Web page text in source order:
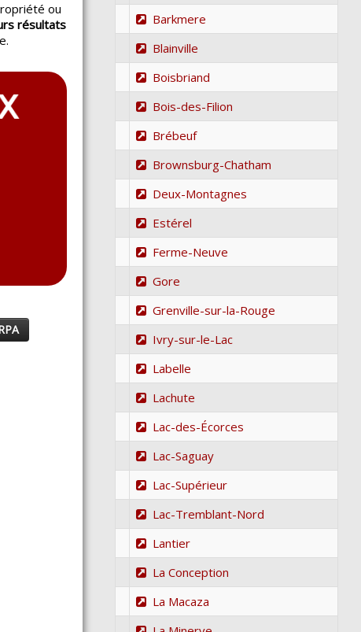
ou
résultats
Barkmere
Blainville
Boisbriand
Bois-des-Filion
Brébeuf
Brownsburg-Chatham
Deux-Montagnes
Estérel
Ferme-Neuve
Gore
Grenville-sur-la-Rouge
Ivry-sur-le-Lac
Labelle
Lachute
Lac-des-Écorces
Lac-Saguay
Lac-Supérieur
Lac-Tremblant-Nord
Lantier
La Conception
La Macaza